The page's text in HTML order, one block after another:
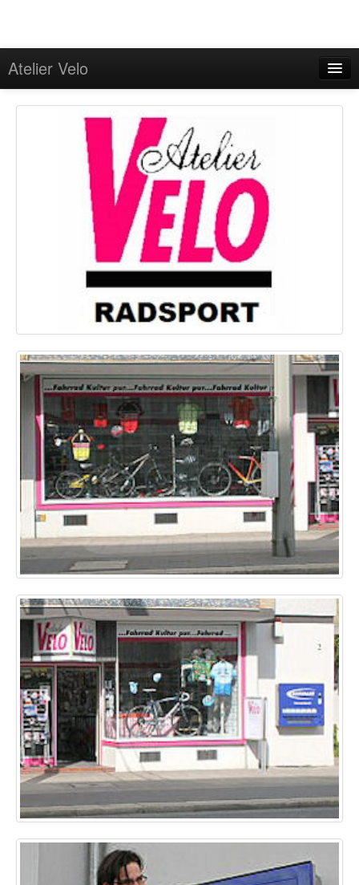
Atelier Velo
Impressum/Onlineschlichtung
Datenschutzerklärung